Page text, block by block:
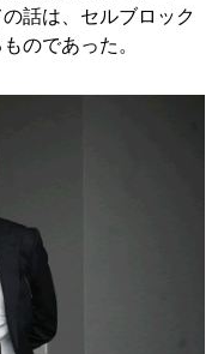
話は、セルブロック
のであった。